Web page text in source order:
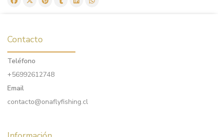
Contacto
Teléfono
+56992612748
Email
contacto@onaflyfishing.cl